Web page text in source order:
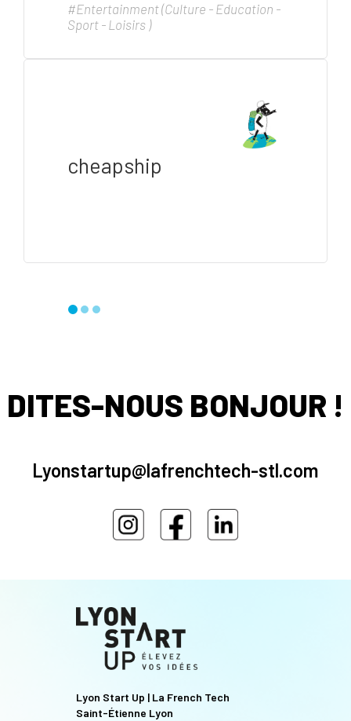
#Entertainment (Culture - Education -
Sport - Loisirs )
cheapship
DITES-NOUS BONJOUR !
Lyonstartup@lafrenchtech-stl.com
Lyon Start Up | La French Tech
Saint-Étienne Lyon